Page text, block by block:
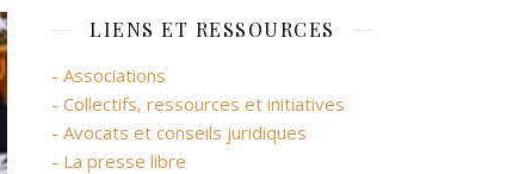
LIENS ET RESSOURCES
- Associations
- Collectifs, ressources et initiatives
- Avocats et conseils juridiques
- La presse libre